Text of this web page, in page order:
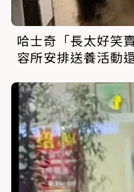
哈士奇「長太好笑
容所安排送養活動